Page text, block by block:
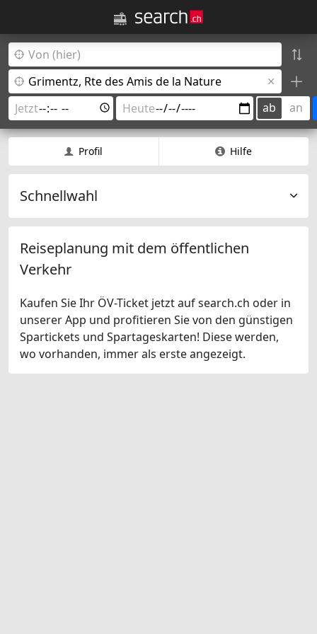
ab an
Profil Hilfe
Schnellwahl
Reiseplanung mit dem öffentlichen
Verkehr
Kaufen Sie Ihr ÖV-Ticket jetzt auf search.ch oder in
unserer App und profitieren Sie von den günstigen
Spartickets und Spartageskarten! Diese werden,
wo vorhanden, immer als erste angezeigt.